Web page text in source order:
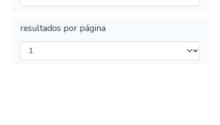
resultados por página